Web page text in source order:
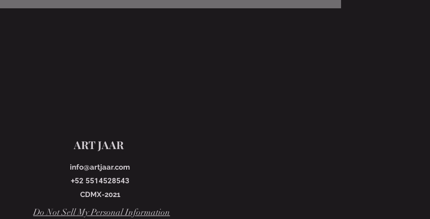
ART JAAR
info@artjaar.com
+52 5514528543
CDMX-2021
Do Not Sell My Personal Information